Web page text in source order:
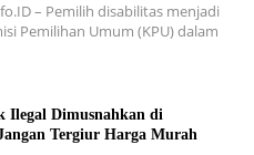
– Pemilih disabilitas menjadi
Pemilihan Umum (KPU) dalam
Ilegal Dimusnahkan di
Tergiur Harga Murah